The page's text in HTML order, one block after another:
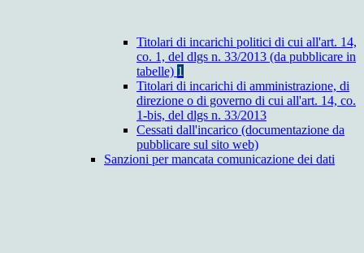
Titolari di incarichi politici di cui all'art. 14,
co. 1, del dlgs n. 33/2013 (da pubblicare in
tabelle) 1
Titolari di incarichi di amministrazione, di
direzione o di governo di cui all'art. 14, co.
1-bis, del dlgs n. 33/2013
Cessati dall'incarico (documentazione da
pubblicare sul sito web)
Sanzioni per mancata comunicazione dei dati